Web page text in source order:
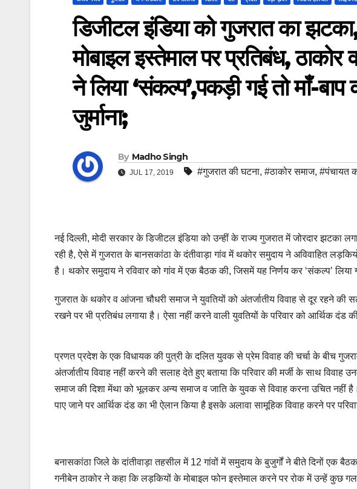
डिजीटल इंडिया को गुजरात का
मोबाइल इस्तेमाल पर प्रतिबंध,
ने लिया ‘संकल्प’,पकड़ी गई तो माँ-बाप
जुर्माना;
By Madho Singh
JUL 17, 2019 #गुजरात की घटना, #ठाकोर समाज, #पंचायत
नई दिल्ली, मोदी सरकार के डिजीटल इंडिया को उन्हीं के राज्य गुजरात में जोरदार झटका
रही है, ऐसे में गुजरात के बानसकांठा के दंतीवाड़ा गांव में थकोर समुदाय ने अविवाहित
है। थकोर समुदाय ने रविवार को गांव में एक बैठक की, जिसमें यह निर्णय कर ‘संकल्प’ लिया
गुजरात के थकोर व आंजना चौधरी समाज ने युवतियों को अंतर्जातीय विवाह से दूर रहने की
रखने पर भी प्रतिबंध लगाया है।ऐसा नहीं करने वाली युवतियों के परिवार को आर्थिक दंड
प्रणत प्रदेश के एक विधायक की पुत्री के दलित युवक से प्रेम विवाह की चर्चा के बीच
अंतर्जातीय विवाह नहीं करने की सलाह देते हुए बताया कि परिवार की मर्जी के साथ
समाज की दिशा मेंथा को भूलकर अन्य समाज व जाति के युवक से विवाह करना उचित नहीं है।
पाए जाने पर आर्थिक दंड का भी ऐलान किया है इसके अलावा सामूहिक विवाह करने पर
बनासकांठा जिले के दांतीवाड़ा तहसील में 12 गांवों में समुदाय के बुजुर्गों ने बीते दिनों एक
गनीबेन ठाकोर ने कहा कि लड़कियों के मोबाइल फोन इस्तेमाल करने पर रोक में उन्हें कुछ